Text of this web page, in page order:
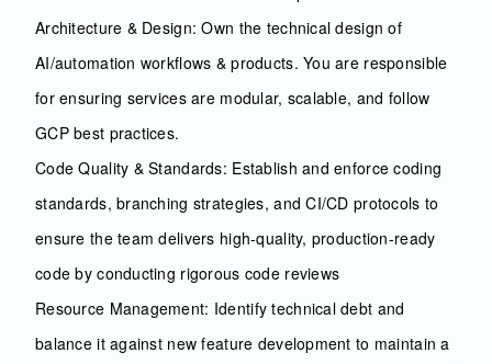
Architecture & Design: Own the technical design of
AI/automation workflows & products. You are responsible
for ensuring services are modular, scalable, and follow
GCP best practices.
Code Quality & Standards: Establish and enforce coding
standards, branching strategies, and CI/CD protocols to
ensure the team delivers high-quality, production-ready
code by conducting rigorous code reviews
Resource Management: Identify technical debt and
balance it against new feature development to maintain a